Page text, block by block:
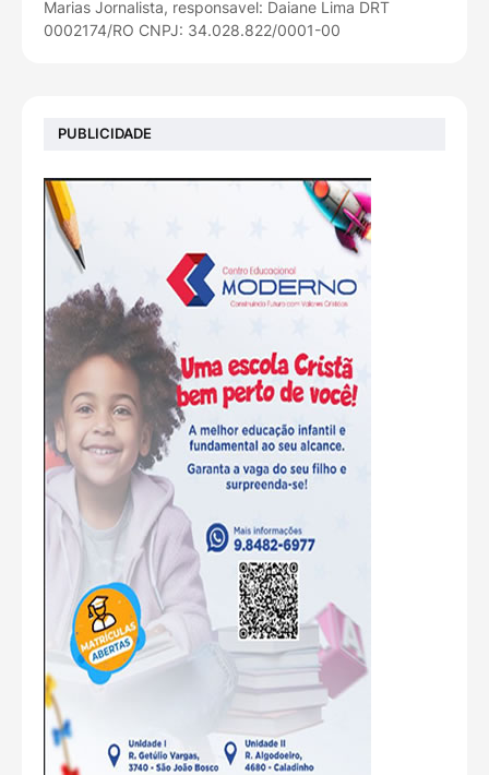
Marias Jornalista, responsavel: Daiane Lima DRT
0002174/RO CNPJ: 34.028.822/0001-00
PUBLICIDADE